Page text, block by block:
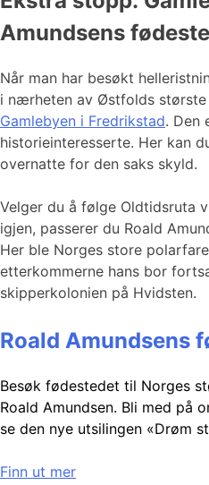
Amundsens
Når man har besøkt
i nærheten av Østfolds
Gamlebyen i Fredrikstad. Den
historieinteresserte. Her kan
overnatte for den saks skyld.
Velger du å følge Oldtidsruta
igjen, passerer du Roald
Her ble Norges store
etterkommerne hans bor
skipperkolonien på Hvidsten.
Roald Amundsens
Besøk fødestedet til Norges
Roald Amundsen. Bli med på
se den nye utsilingen «Drøm
Finn ut mer